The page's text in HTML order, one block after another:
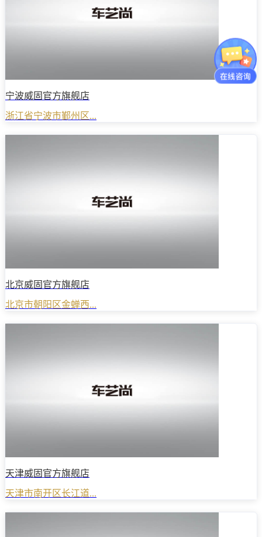
宁波威固官方旗舰店
浙江省宁波市鄞州区...
北京威固官方旗舰店
北京市朝阳区金蝉西...
天津威固官方旗舰店
天津市南开区长江道...